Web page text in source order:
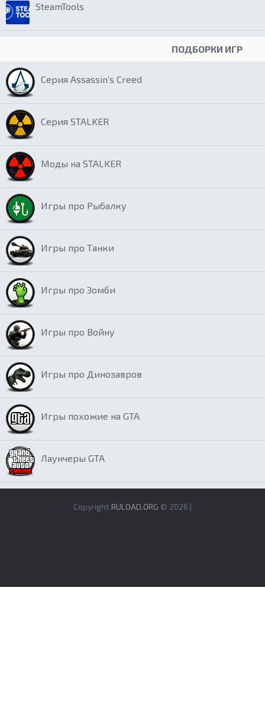
SteamTools
ПОДБОРКИ ИГР
Серия Assassin’s Creed
Серия STALKER
Моды на STALKER
Игры про Рыбалку
Игры про Танки
Игры про Зомби
Игры про Войну
Игры про Динозавров
Игры похожие на GTA
Лаунчеры GTA
Copyright RULOAD.ORG © 2026 |